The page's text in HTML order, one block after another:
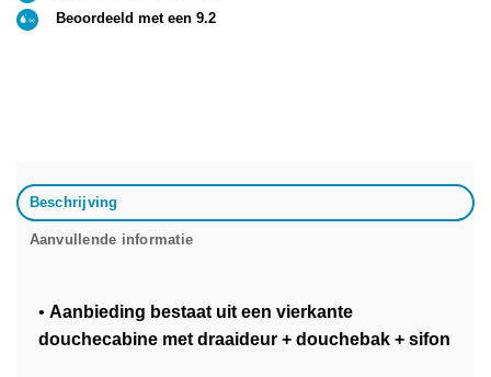
Beoordeeld met een 9.2
Beschrijving
Aanvullende informatie
• Aanbieding bestaat uit een vierkante
douchecabine met draaideur + douchebak + sifon